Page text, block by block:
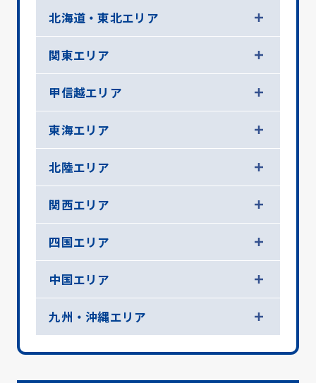
北海道・東北エリア
関東エリア
甲信越エリア
東海エリア
北陸エリア
関西エリア
四国エリア
中国エリア
九州・沖縄エリア